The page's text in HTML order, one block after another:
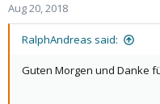
Aug 20, 2018
RalphAndreas said:
Guten Morgen und Danke